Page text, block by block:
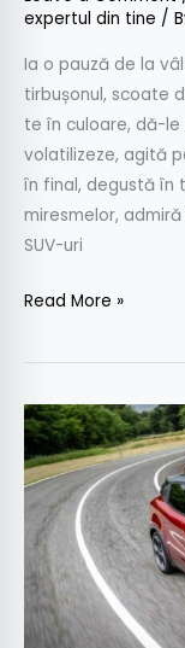
expertul din tine /
Ia o pauză de la
tirbușonul, scoate
te în culoare, dă-le
volatilizeze, agită
în final, degustă în
miresmelor,
SUV-uri
Read More »
Fascinație
–
Alfa
Romeo
Junior
Veloce